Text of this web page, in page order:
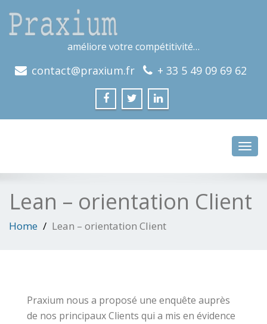
améliore votre compétitivité…
contact@praxium.fr + 33 5 49 09 69 62
Lean – orientation Client
Home Lean – orientation Client
Praxium nous a proposé une enquête auprès
de nos principaux Clients qui a mis en évidence